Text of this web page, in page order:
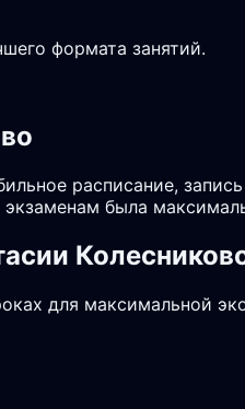
формата занятий.
расписание,
была
для максимальной